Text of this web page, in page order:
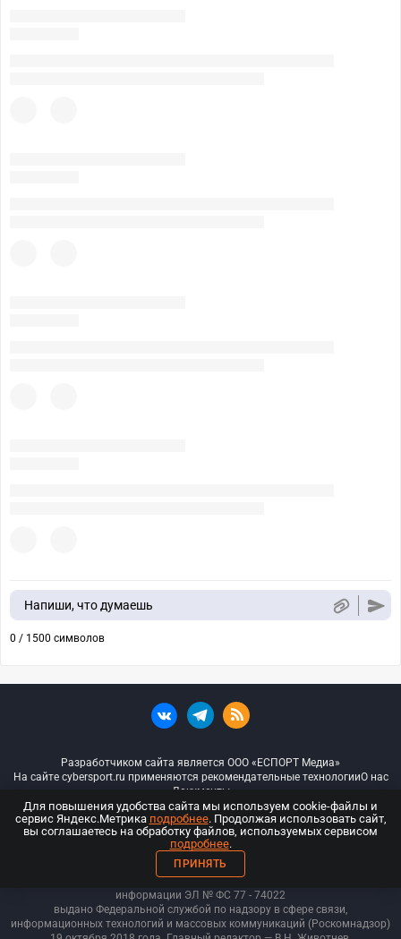
Напиши, что думаешь
0 / 1500 символов
Разработчиком сайта является ООО «ЕСПОРТ Медиа»
На сайте cybersport.ru применяются рекомендательные технологииО нас
Документы
© ООО «Киберспорт.ру» — Все права защищены
18+
ООО «Киберспорт.ру». Свидетельство о регистрации средств массовой
информации ЭЛ № ФС 77 - 74022
выдано Федеральной службой по надзору в сфере связи,
информационных технологий и массовых коммуникаций (Роскомнадзор)
Для повышения удобства сайта мы используем cookie-файлы и
сервис Яндекс.Метрика подробнее. Продолжая использовать сайт,
вы соглашаетесь на обработку файлов, используемых сервисом
подробнее.
ПРИНЯТЬ